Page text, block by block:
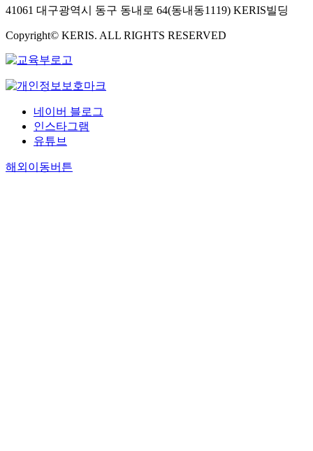
41061 대구광역시 동구 동내로 64(동내동1119) KERIS빌딩
Copyright© KERIS. ALL RIGHTS RESERVED
네이버 블로그
인스타그램
유튜브
해외이동버튼